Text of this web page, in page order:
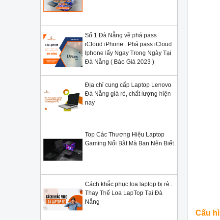
Số 1 Đà Nẵng về phá pass
iCloud iPhone . Phá pass iCloud
Iphone lấy Ngay Trong Ngày Tại
Đà Nẵng ( Báo Giá 2023 )
Địa chỉ cung cấp Laptop Lenovo
Đà Nẵng giá rẻ, chất lượng hiện
nay
Top Các Thương Hiệu Laptop
Gaming Nổi Bật Mà Bạn Nên Biết
Cách khắc phục loa laptop bị rè .
Thay Thế Loa LapTop Tại Đà
Nẵng
Cấu